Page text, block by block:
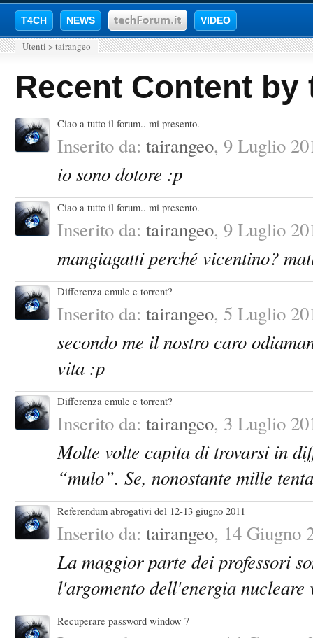
T4CH NEWS VIDEO
Utenti > tairangeo
Recent Content by
Ciao a tutto il forum.. mi presento.
Inserito da: tairangeo, 9 Luglio
io sono dotore :p
Ciao a tutto il forum.. mi presento.
Inserito da: tairangeo, 9 Luglio
mangiagatti perché vicentino?
Differenza emule e torrent?
Inserito da: tairangeo, 5 Luglio
secondo me il nostro caro
vita :p
Differenza emule e torrent?
Inserito da: tairangeo, 3 Luglio
Molte volte capita di trovarsi in
“mulo”. Se, nonostante mille
Inserito da: tairangeo, 14 Giugno
La maggior parte dei professori
l'argomento dell'energia nucleare
Recuperare password window 7